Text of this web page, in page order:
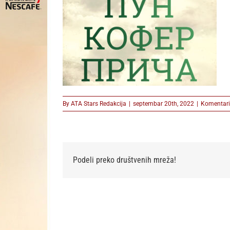
By ATA Stars Redakcija | septembar 20th, 2022 |
Podeli preko društvenih mreža!